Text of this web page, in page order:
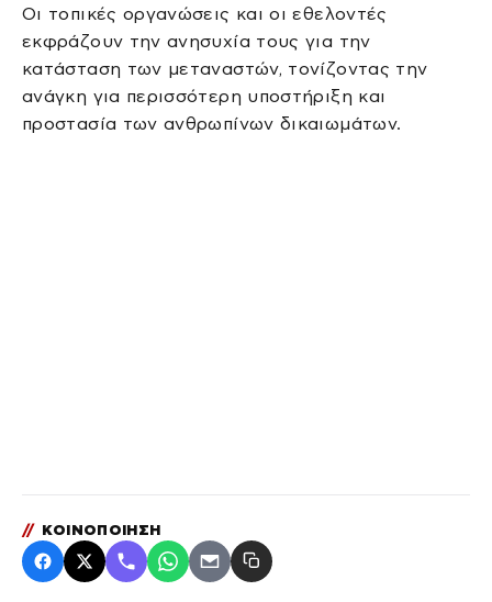
Οι τοπικές οργανώσεις και οι εθελοντές
εκφράζουν την ανησυχία τους για την
κατάσταση των μεταναστών, τονίζοντας την
ανάγκη για περισσότερη υποστήριξη και
προστασία των ανθρωπίνων δικαιωμάτων.
// ΚΟΙΝΟΠΟΙΗΣΗ